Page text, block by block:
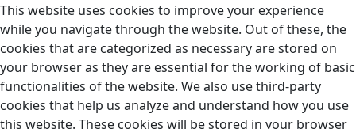
This website uses cookies to improve your experience
while you navigate through the website. Out of these, the
cookies that are categorized as necessary are stored on
your browser as they are essential for the working of basic
functionalities of the website. We also use third-party
cookies that help us analyze and understand how you use
this website. These cookies will be stored in your browser